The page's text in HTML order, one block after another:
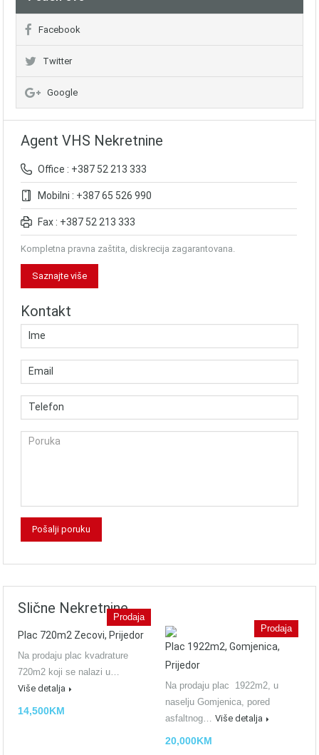
Facebook
Twitter
Google
Agent VHS Nekretnine
Office : +387 52 213 333
Mobilni : +387 65 526 990
Fax : +387 52 213 333
Kompletna pravna zaštita, diskrecija zagarantovana.
Saznajte više
Kontakt
Slične Nekretnine
Prodaja
Plac 720m2 Zecovi, Prijedor
Na prodaju plac kvadrature
720m2 koji se nalazi u…
Više detalja
14,500KM
Prodaja
Plac 1922m2, Gomjenica,
Prijedor
Na prodaju plac 1922m2, u
naselju Gomjenica, pored
asfaltnog… Više detalja
20,000KM